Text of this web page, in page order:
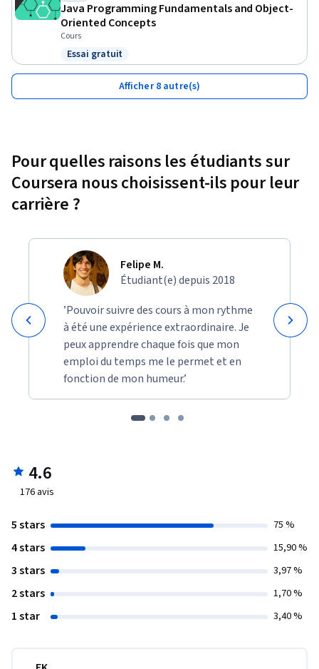
Java Programming Fundamentals and Object-
Oriented Concepts
Cours
Statut : Essai gratuit
Essai gratuit
Afficher 8 autre(s)
Pour quelles raisons les étudiants sur
Coursera nous choisissent-ils pour leur
carrière ?
Felipe M.
Étudiant(e) depuis 2018
’Pouvoir suivre des cours à mon rythme
à été une expérience extraordinaire. Je
peux apprendre chaque fois que mon
emploi du temps me le permet et en
fonction de mon humeur.’
4.6
176 avis
5 stars 75 %
4 stars 15,90 %
3 stars 3,97 %
2 stars 1,70 %
1 star 3,40 %